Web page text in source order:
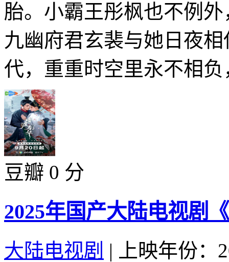
胎。小霸王彤枫也不例
九幽府君玄裴与她日夜
代，重重时空里永不相
豆瓣 0 分
2025年国产大陆电视剧
大陆电视剧 |
上映年份：